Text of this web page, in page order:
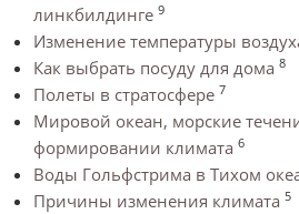
линкбилдинге 9
Изменение температуры
Как выбрать посуду для дома 8
Полеты в стратосфере 7
Мировой океан, морские
формировании климата 6
Воды Гольфстрима в Тихом
Причины изменения климата 5